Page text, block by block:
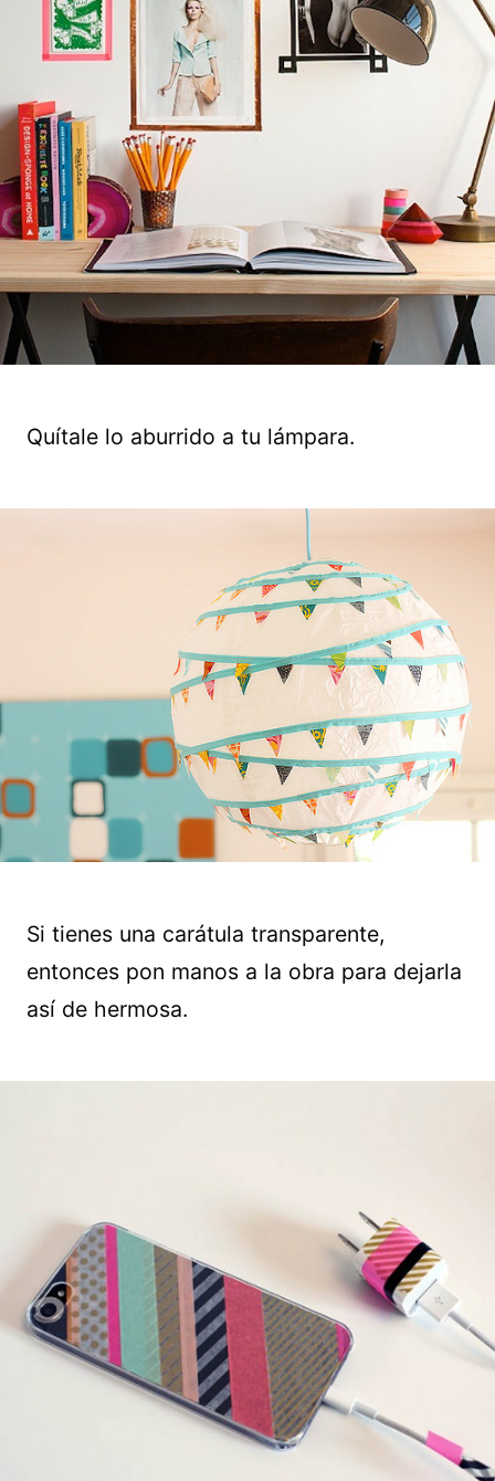
Quítale lo aburrido a tu lámpara.
Si tienes una carátula transparente,
entonces pon manos a la obra para dejarla
así de hermosa.